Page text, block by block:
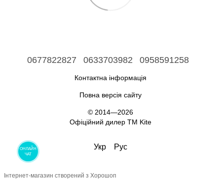
0677822827 0633703982 0958591258
Контактна інформація
Повна версія сайту
© 2014—2026
Офіційний дилер ТМ Kite
Укр Рус
Інтернет-магазин створений з Хорошоп
ОНЛАЙН
ЧАТ